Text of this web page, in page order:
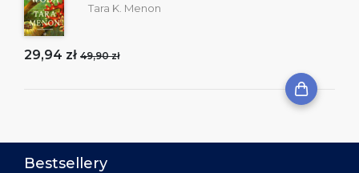
Tara K. Menon
29,94 zł 49,90 zł
Bestsellery